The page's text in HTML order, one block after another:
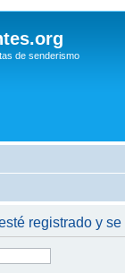
de senderismo
registrado y